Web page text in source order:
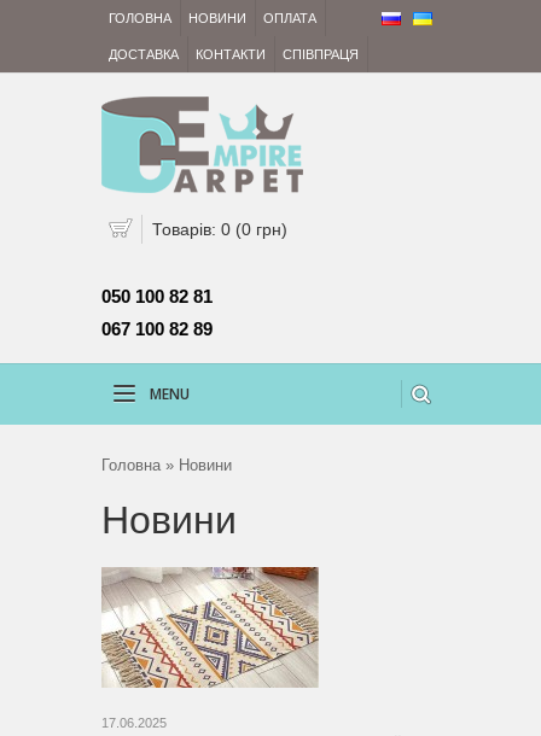
ГОЛОВНА НОВИНИ ОПЛАТА
ДОСТАВКА КОНТАКТИ СПІВПРАЦЯ
Товарів: 0 (0 грн)
050 100 82 81
067 100 82 89
MENU
Головна» Новини
Новини
17.06.2025